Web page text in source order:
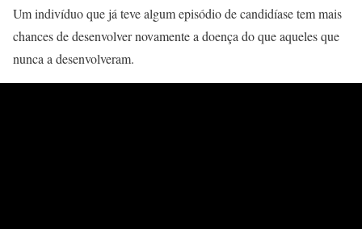
Um indivíduo que já teve algum episódio de candidíase tem mais
chances de desenvolver novamente a doença do que aqueles que
nunca a desenvolveram.